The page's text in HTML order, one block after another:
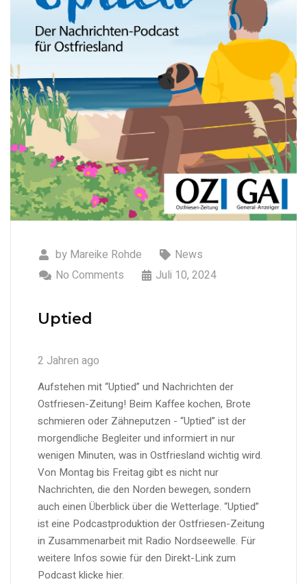
by Mareike Rohde
News
No Comments
Juli 10, 2024
Uptied
2 Jahren ago
Aufstehen mit “Uptied” und Nachrichten der
Ostfriesen-Zeitung! Beim Kaffee kochen, Brote
schmieren oder Zähneputzen - “Uptied” ist der
morgendliche Begleiter und informiert in nur
wenigen Minuten, was in Ostfriesland wichtig wird.
Von Montag bis Freitag gibt es nicht nur
Nachrichten, die den Norden bewegen, sondern
auch einen Überblick über die Wetterlage. “Uptied”
ist eine Podcastproduktion der Ostfriesen-Zeitung
in Zusammenarbeit mit Radio Nordseewelle. Für
weitere Infos sowie für den Direkt-Link zum
Podcast klicke hier.